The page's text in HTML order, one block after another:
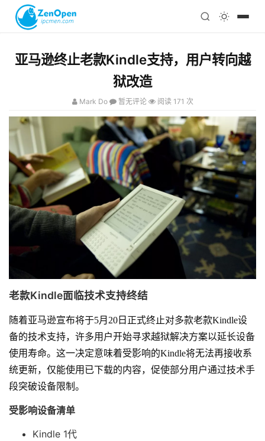
科技
心理
注册
亚马逊终止老款Kindle支持，用户转向越
狱改造
Mark Do 暂无评论 阅读 171 次
老款Kindle面临技术支持终结
随着亚马逊宣布将于5月20日正式终止对多款老款Kindle设
备的技术支持，许多用户开始寻求越狱解决方案以延长设备
使用寿命。这一决定意味着受影响的Kindle将无法再接收系
统更新，仅能使用已下载的内容，促使部分用户通过技术手
段突破设备限制。
受影响设备清单
Kindle 1代